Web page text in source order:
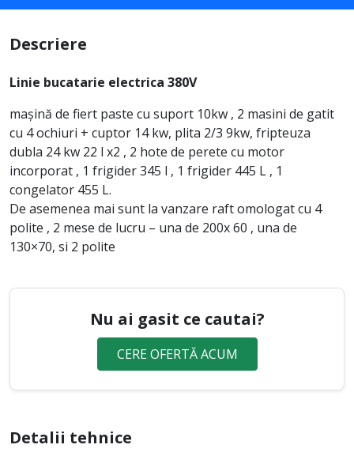
Descriere
Linie bucatarie electrica 380V
mașină de fiert paste cu suport 10kw , 2 masini de gatit
cu 4 ochiuri + cuptor 14 kw, plita 2/3 9kw, fripteuza
dubla 24 kw 22 l x2 , 2 hote de perete cu motor
incorporat , 1 frigider 345 l , 1 frigider 445 L , 1
congelator 455 L.
De asemenea mai sunt la vanzare raft omologat cu 4
polite , 2 mese de lucru – una de 200x 60 , una de
130×70, si 2 polite
Nu ai gasit ce cautai?
CERE OFERTĂ ACUM
Detalii tehnice